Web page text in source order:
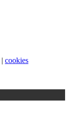
| cookies